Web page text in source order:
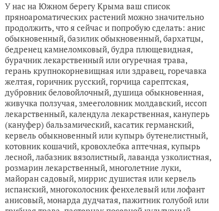
У нас на Южном берегу Крыма ваш список
пряноароматических растений можно значительно
продолжить, что я сейчас и попробую сделать: анис
обыкновенный, базилик обыкновенный, бархатцы,
бедренец камнеломковый, будра плющевидная,
бурачник лекарственный или огуречная трава,
герань крупнокорневищная или здравец, горечавка
желтая, горичник русский, горчица сарептская,
дубровник беловойлочный, душица обыкновенная,
живучка ползучая, змееголовник молдавский, иссоп
лекарственный, календула лекарственная, кануперь
(кануфер) бальзамический, касатик германский,
кервель обыкновенный или купырь бутенелистный,
котовник кошачий, кровохлебка аптечная, купырь
лесной, лабазник вязолистный, лаванда узколистная,
розмарин лекарственный, многолетние луки,
майоран садовый, миррис душистая или кервель
испанский, многоколосник фенхелевый или лофант
анисовый, монарда дудчатая, пажитник голубой или